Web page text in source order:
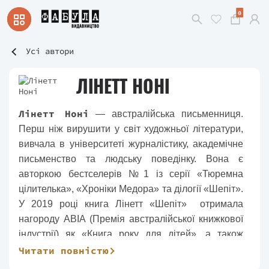
0
Усі автори
ЛІНЕТТ НОНІ
Лінетт Ноні
— австралійська письменниця.
Перш ніж вирушити у світ художньої літератури,
вивчала в університеті журналістику, академічне
письменство та людську поведінку. Вона є
авторкою бестселерів №1 із серії «Тюремна
цілителька», «Хроніки Медора» та ділогії «Шепіт».
У 2019 році книга Лінетт «Шепіт» отримала
нагороду ABIA (Премія австралійської книжкової
індустрії) як «Книга року для дітей», а також
нагороду «Gold Inky Award» (єдина книжкова
Читати повністю